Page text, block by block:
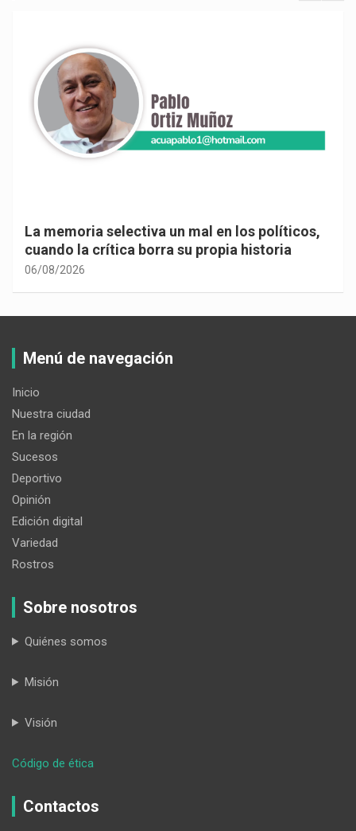
La memoria selectiva un mal en los políticos,
cuando la crítica borra su propia historia
06/08/2026
Menú de navegación
Inicio
Nuestra ciudad
En la región
Sucesos
Deportivo
Opinión
Edición digital
Variedad
Rostros
Sobre nosotros
Quiénes somos
Misión
Visión
Código de ética
es
Contactos